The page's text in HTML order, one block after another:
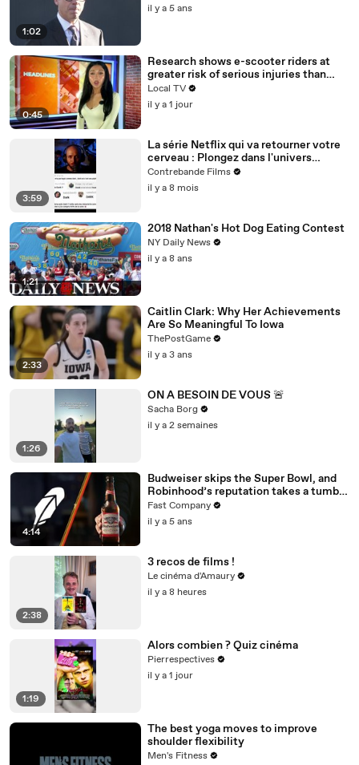
1:02
il y a 5 ans
0:45
Research shows e-scooter riders at
greater risk of serious injuries than
cyclists and motorcyclists
Local TV
il y a 1 jour
3:59
La série Netflix qui va retourner votre
cerveau : Plongez dans l'univers
complexe de DARK
Contrebande Films
il y a 8 mois
1:21
2018 Nathan's Hot Dog Eating Contest
NY Daily News
il y a 8 ans
2:33
Caitlin Clark: Why Her Achievements
Are So Meaningful To Iowa
ThePostGame
il y a 3 ans
1:26
ON A BESOIN DE VOUS 🚨
Sacha Borg
il y a 2 semaines
4:14
Budweiser skips the Super Bowl, and
Robinhood’s reputation takes a tumble
—brand hit and miss of the week
Fast Company
il y a 5 ans
2:38
3 recos de films !
Le cinéma d'Amaury
il y a 8 heures
1:19
Alors combien ? Quiz cinéma
Pierrespectives
il y a 1 jour
The best yoga moves to improve
shoulder flexibility
Men's Fitness